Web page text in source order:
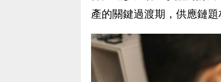
產的關鍵過渡期，供應鏈